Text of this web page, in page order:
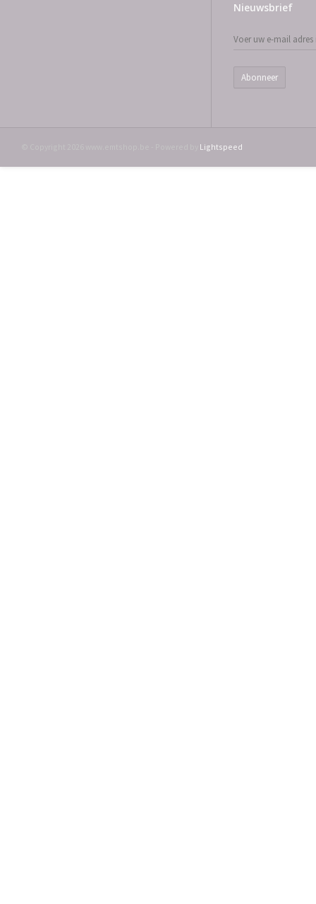
Nieuwsbrief
Abonneer
Lightspeed